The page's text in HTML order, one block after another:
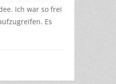
Ich war so frei
Es